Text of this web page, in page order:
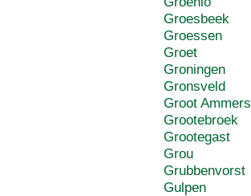
Groesbeek
Groessen
Groet
Groningen
Gronsveld
Groot Ammers
Grootebroek
Grootegast
Grou
Grubbenvorst
Gulpen